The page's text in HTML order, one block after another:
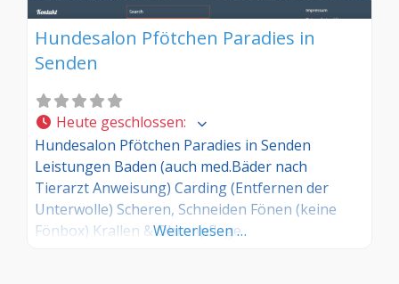
Hundesalon Pfötchen Paradies in
Senden
Heute geschlossen:
Hundesalon Pfötchen Paradies in Senden
Leistungen Baden (auch med.Bäder nach
Tierarzt Anweisung) Carding (Entfernen der
Unterwolle) Scheren, Schneiden Fönen (keine
Fönbox) Krallen & Ohrenpflege
Weiterlesen …